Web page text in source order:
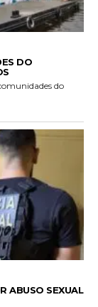
DO
do
ABUSO SEXUAL